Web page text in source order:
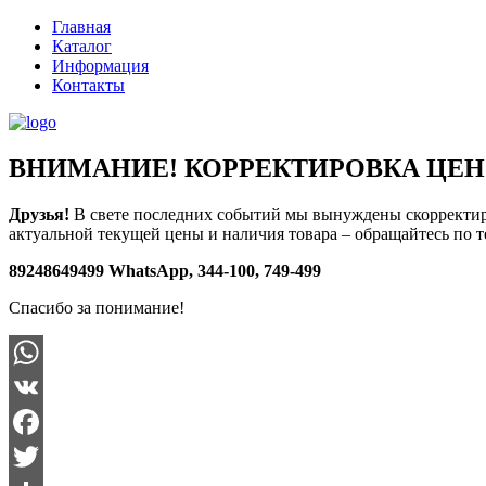
Главная
Каталог
Информация
Контакты
ВНИМАНИЕ! КОРРЕКТИРОВКА
Друзья! В свете последних событий мы вынуждены
актуальной текущей цены и наличия товара – обращайтесь по
89248649499 WhatsApp, 344-100, 749-499
Спасибо за понимание!
WhatsApp
VK
Facebook